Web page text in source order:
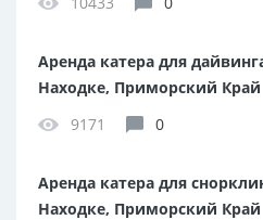
Аренда катера для
Находке, Приморский Край
9171
0
Аренда катера для
Находке, Приморский Край